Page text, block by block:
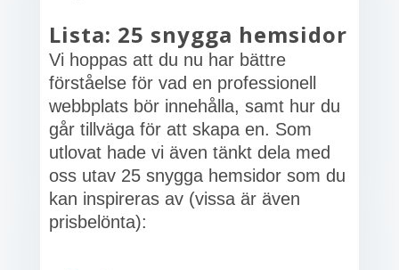
Lista: 25 snygga hemsidor
Vi hoppas att du nu har bättre
förståelse för vad en professionell
webbplats bör innehålla, samt hur du
går tillväga för att skapa en. Som
utlovat hade vi även tänkt dela med
oss utav 25 snygga hemsidor som du
kan inspireras av (vissa är även
prisbelönta):